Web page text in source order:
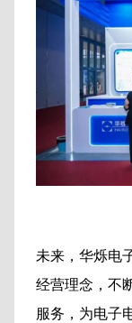
未来，华烁电
经营理念，不
服务，为电子